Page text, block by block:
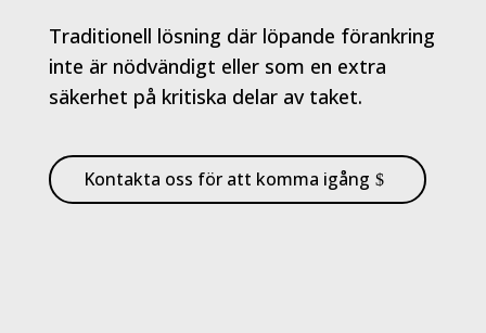
Traditionell lösning där löpande förankring
inte är nödvändigt eller som en extra
säkerhet på kritiska delar av taket.
Kontakta oss för att komma igång